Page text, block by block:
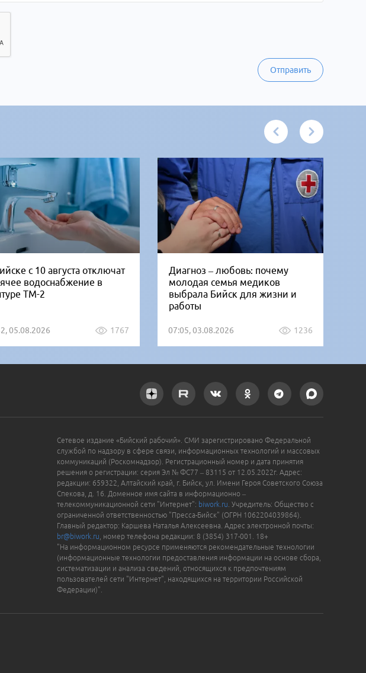
Отправить
с 10 августа отключат
водоснабжение в
ТМ-2
05.08.2026 1767
Диагноз – любовь: почему
молодая семья медиков
выбрала Бийск для жизни и
работы
07:05, 03.08.2026 1236
Сетевое издание «Бийский рабочий». СМИ зарегистрировано Федеральной
службой по надзору в сфере связи, информационных технологий и массовых
коммуникаций (Роскомнадзор). Регистрационный номер и дата принятия
решения о регистрации: серия Эл № ФС77 – 83115 от 12.05.2022г. Адрес:
редакции: 659322, Алтайский край, г. Бийск, ул. Имени Героя Советского Союза
Спекова, д. 16. Доменное имя сайта в информационно –
телекоммуникационной сети "Интернет": biwork.ru . Учредитель: Общество с
ограниченной ответственностью "Пресса-Бийск" (ОГРН 1062204039864).
Главный редактор: Каршева Наталья Алексеевна. Адрес электронной почты:
br@biwork.ru , номер телефона редакции: 8 (3854) 317-001. 18+
"На информационном ресурсе применяются рекомендательные технологии
(информационные технологии предоставления информации на основе сбора,
систематизации и анализа сведений, относящихся к предпочтениям
пользователей сети "Интернет", находящихся на территории Российской
Федерации)".